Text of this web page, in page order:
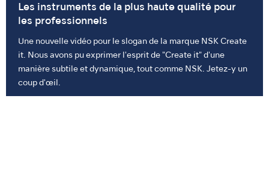
Les instruments de la plus haute qualité pour
les professionnels
Une nouvelle vidéo pour le slogan de la marque NSK Create
it. Nous avons pu exprimer l'esprit de "Create it" d'une
manière subtile et dynamique, tout comme NSK. Jetez-y un
coup d'œil.